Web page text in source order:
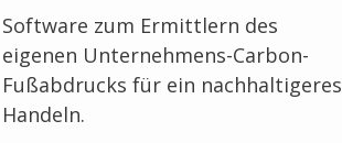
Software zum Ermittlern des
eigenen Unternehmens-Carbon-
Fußabdrucks für ein nachhaltigeres
Handeln.